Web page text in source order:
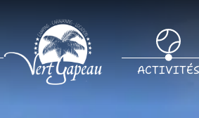
ACTIVITÉS